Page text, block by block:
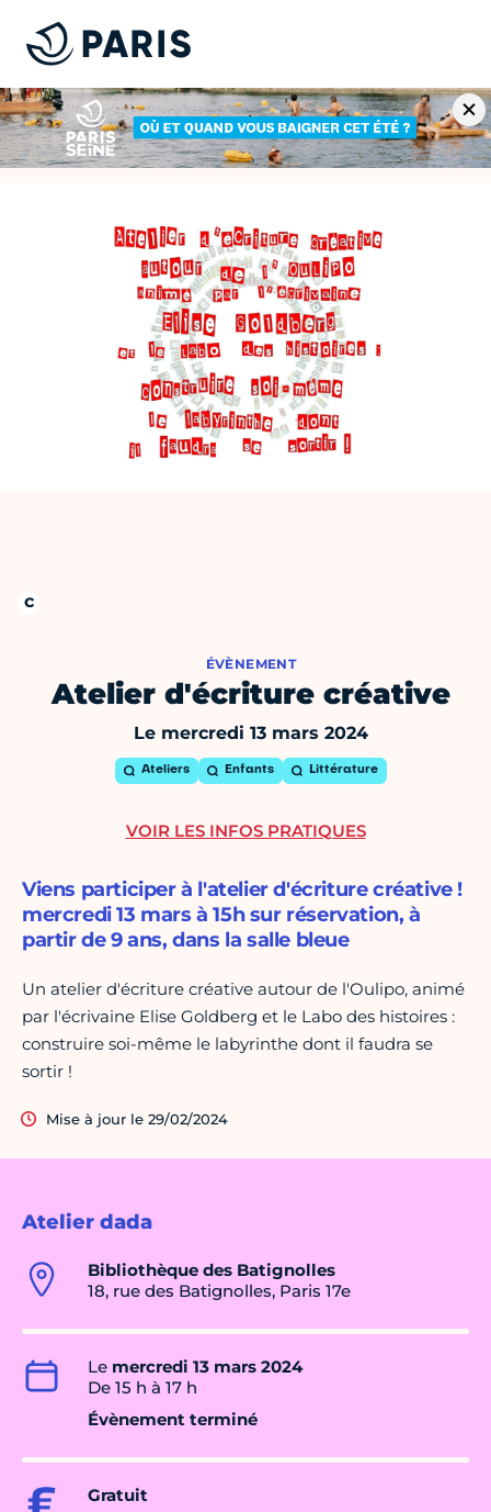
ÉVÈNEMENT
Atelier d'écriture créative
Le mercredi 13 mars 2024
Ateliers Enfants Littérature
Atelier dada
Bibliothèque des Batignolles
18, rue des Batignolles, Paris 17e
Le mercredi 13 mars 2024
De 15 h à 17 h
Évènement terminé
Gratuit
Viens participer à l'atelier d'écriture créative !
mercredi 13 mars à 15h sur réservation, à
partir de 9 ans, dans la salle bleue
Un atelier d'écriture créative autour de l'Oulipo, animé
par l'écrivaine Elise Goldberg et le Labo des histoires :
construire soi-même le labyrinthe dont il faudra se
sortir !
Mise à jour le 29/02/2024
VOIR LES INFOS PRATIQUES